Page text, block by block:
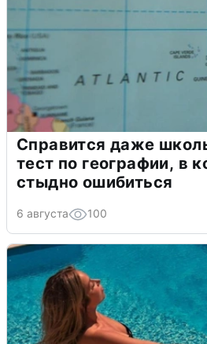
Справится даже
тест по географии, в
стыдно ошибиться
6 августа 100